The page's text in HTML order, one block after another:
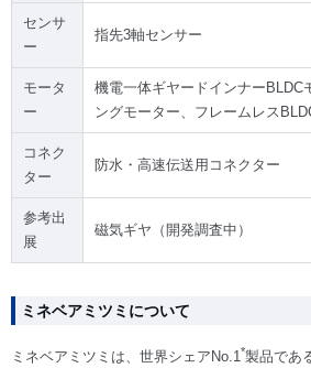
センサ
ー
指先3軸センサー
モータ
ー
機電一体ギヤードインナーBLDC
ングモーター、フレームレス
コネク
ター
防水・高速伝送用コネクター
参考出
展
磁気ギヤ（開発調査中）
ミネベアミツミについて
ミネベアミツミは、世界シェアNo.1*製品であ